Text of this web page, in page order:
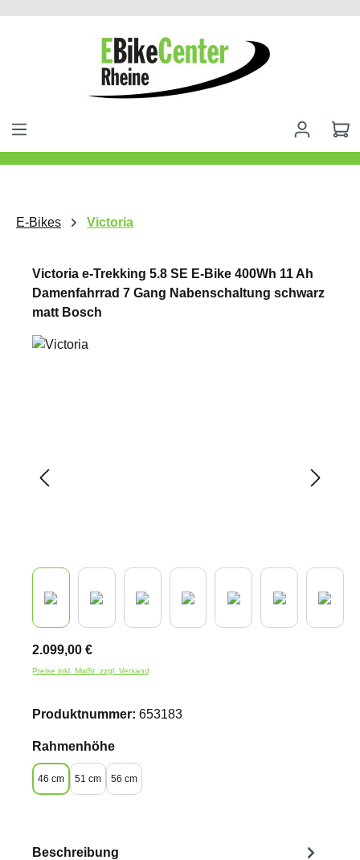
springen
E-Bikes Victoria
Victoria e-Trekking 5.8 SE E-Bike 400Wh 11 Ah
Damenfahrrad 7 Gang Nabenschaltung schwarz
matt Bosch
2.099,00 €
Preise inkl. MwSt. zzgl. Versand
Produktnummer: 653183
Rahmenhöheauswählen
46 cm 51 cm 56 cm
Beschreibung